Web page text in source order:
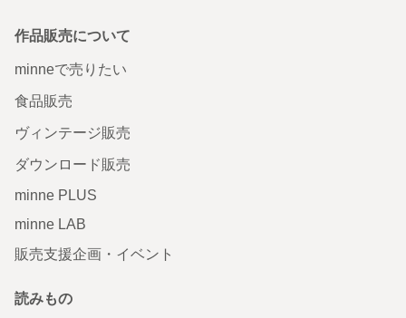
作品販売について
minneで売りたい
食品販売
ヴィンテージ販売
ダウンロード販売
minne PLUS
minne LAB
販売支援企画・イベント
読みもの